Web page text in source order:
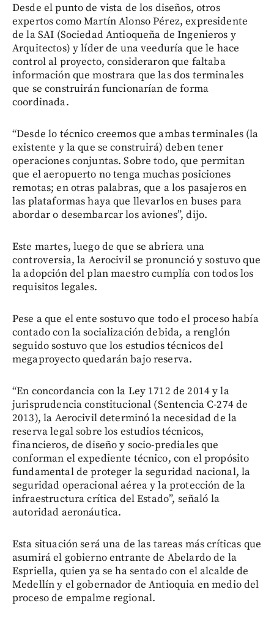
Desde el punto de vista de los diseños, otros
expertos como Martín Alonso Pérez, expresidente
de la SAI (Sociedad Antioqueña de Ingenieros y
Arquitectos) y líder de una veeduría que le hace
control al proyecto, consideraron que faltaba
información que mostrara que las dos terminales
que se construirán funcionarían de forma
coordinada.
“Desde lo técnico creemos que ambas terminales (la
existente y la que se construirá) deben tener
operaciones conjuntas. Sobre todo, que permitan
que el aeropuerto no tenga muchas posiciones
remotas; en otras palabras, que a los pasajeros en
las plataformas haya que llevarlos en buses para
abordar o desembarcar los aviones”, dijo.
Este martes, luego de que se abriera una
controversia, la Aerocivil se pronunció y sostuvo que
la adopción del plan maestro cumplía con todos los
requisitos legales.
Pese a que el ente sostuvo que todo el proceso había
contado con la socialización debida, a renglón
seguido sostuvo que los estudios técnicos del
megaproyecto quedarán bajo reserva.
“En concordancia con la Ley 1712 de 2014 y la
jurisprudencia constitucional (Sentencia C-274 de
2013), la Aerocivil determinó la necesidad de la
reserva legal sobre los estudios técnicos,
financieros, de diseño y socio-prediales que
conforman el expediente técnico, con el propósito
fundamental de proteger la seguridad nacional, la
seguridad operacional aérea y la protección de la
infraestructura crítica del Estado”, señaló la
autoridad aeronáutica.
Esta situación será una de las tareas más críticas que
asumirá el gobierno entrante de Abelardo de la
Espriella, quien ya se ha sentado con el alcalde de
Medellín y el gobernador de Antioquia en medio del
proceso de empalme regional.